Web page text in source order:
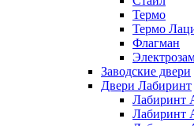
Термо
Термо
Флагман
Заводские двери
Двери Лабиринт
Лабиринт
Лабиринт